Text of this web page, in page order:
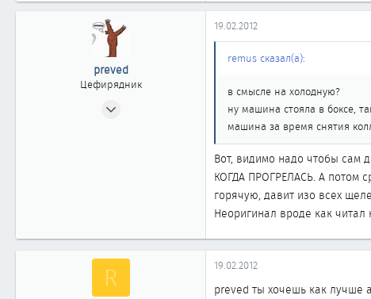
preved
Цефирядник
19.02.2012
remus сказал(а):
в смысле на холодную?
ну машина стояла в боксе,
машина за время снятия
Вот, видимо надо чтобы сам
КОГДА ПРОГРЕЛАСЬ. А потом
горячую, давит изо всех
Неоригинал вроде как читал
R 19.02.2012
preved ты хочешь как лучше